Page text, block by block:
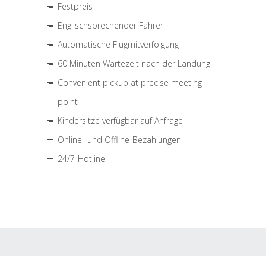
Festpreis
Englischsprechender Fahrer
Automatische Flugmitverfolgung
60 Minuten Wartezeit nach der Landung
Convenient pickup at precise meeting
point
Kindersitze verfügbar auf Anfrage
Online- und Offline-Bezahlungen
24/7-Hotline